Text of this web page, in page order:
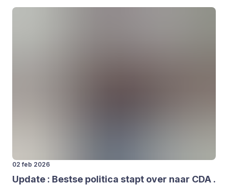
02 feb 2026
Upda­te : Best­se poli­ti­ca stapt over naar CDA .